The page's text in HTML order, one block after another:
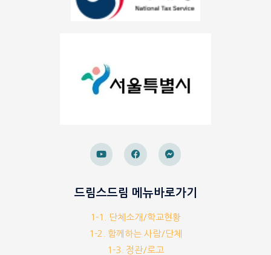
드림스드림 메뉴바로가기
1-1. 단체소개/학교현황
1-2. 함께하는 사람/단체
1-3. 정관/로고